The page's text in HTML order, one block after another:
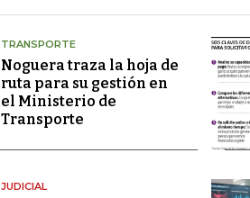
TRANSPORTE
Noguera traza la hoja de
ruta para su gestión en
el Ministerio de
Transporte
JUDICIAL